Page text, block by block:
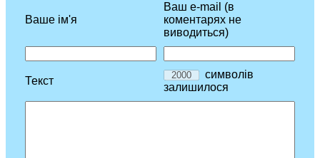
Ваше ім'я
Ваш e-mail (в
коментарях не
виводиться)
Текст
символів
залишилося